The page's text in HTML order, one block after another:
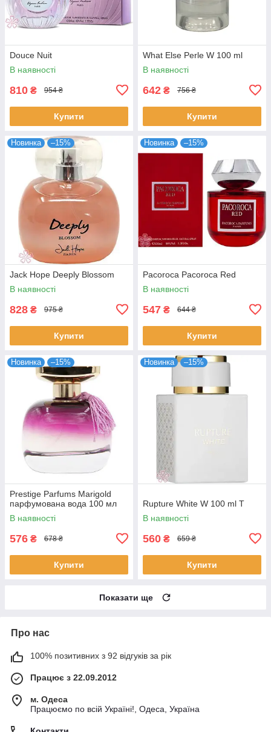
Douce Nuit
В наявності
810 ₴ 954 ₴
Купити
What Else Perle W 100 ml
В наявності
642 ₴ 756 ₴
Купити
Новинка –15%
Jack Hope Deeply Blossom
В наявності
828 ₴ 975 ₴
Купити
Новинка –15%
Pacoroca Pacoroca Red
В наявності
547 ₴ 644 ₴
Купити
Новинка –15%
Prestige Parfums Marigold
парфумована вода 100 мл
В наявності
576 ₴ 678 ₴
Купити
Новинка –15%
Rupture White W 100 ml T
В наявності
560 ₴ 659 ₴
Купити
Показати ще
Про нас
100% позитивних з 92 відгуків за рік
Працює з 22.09.2012
м. Одеса
Працюємо по всій Україні!, Одеса, Україна